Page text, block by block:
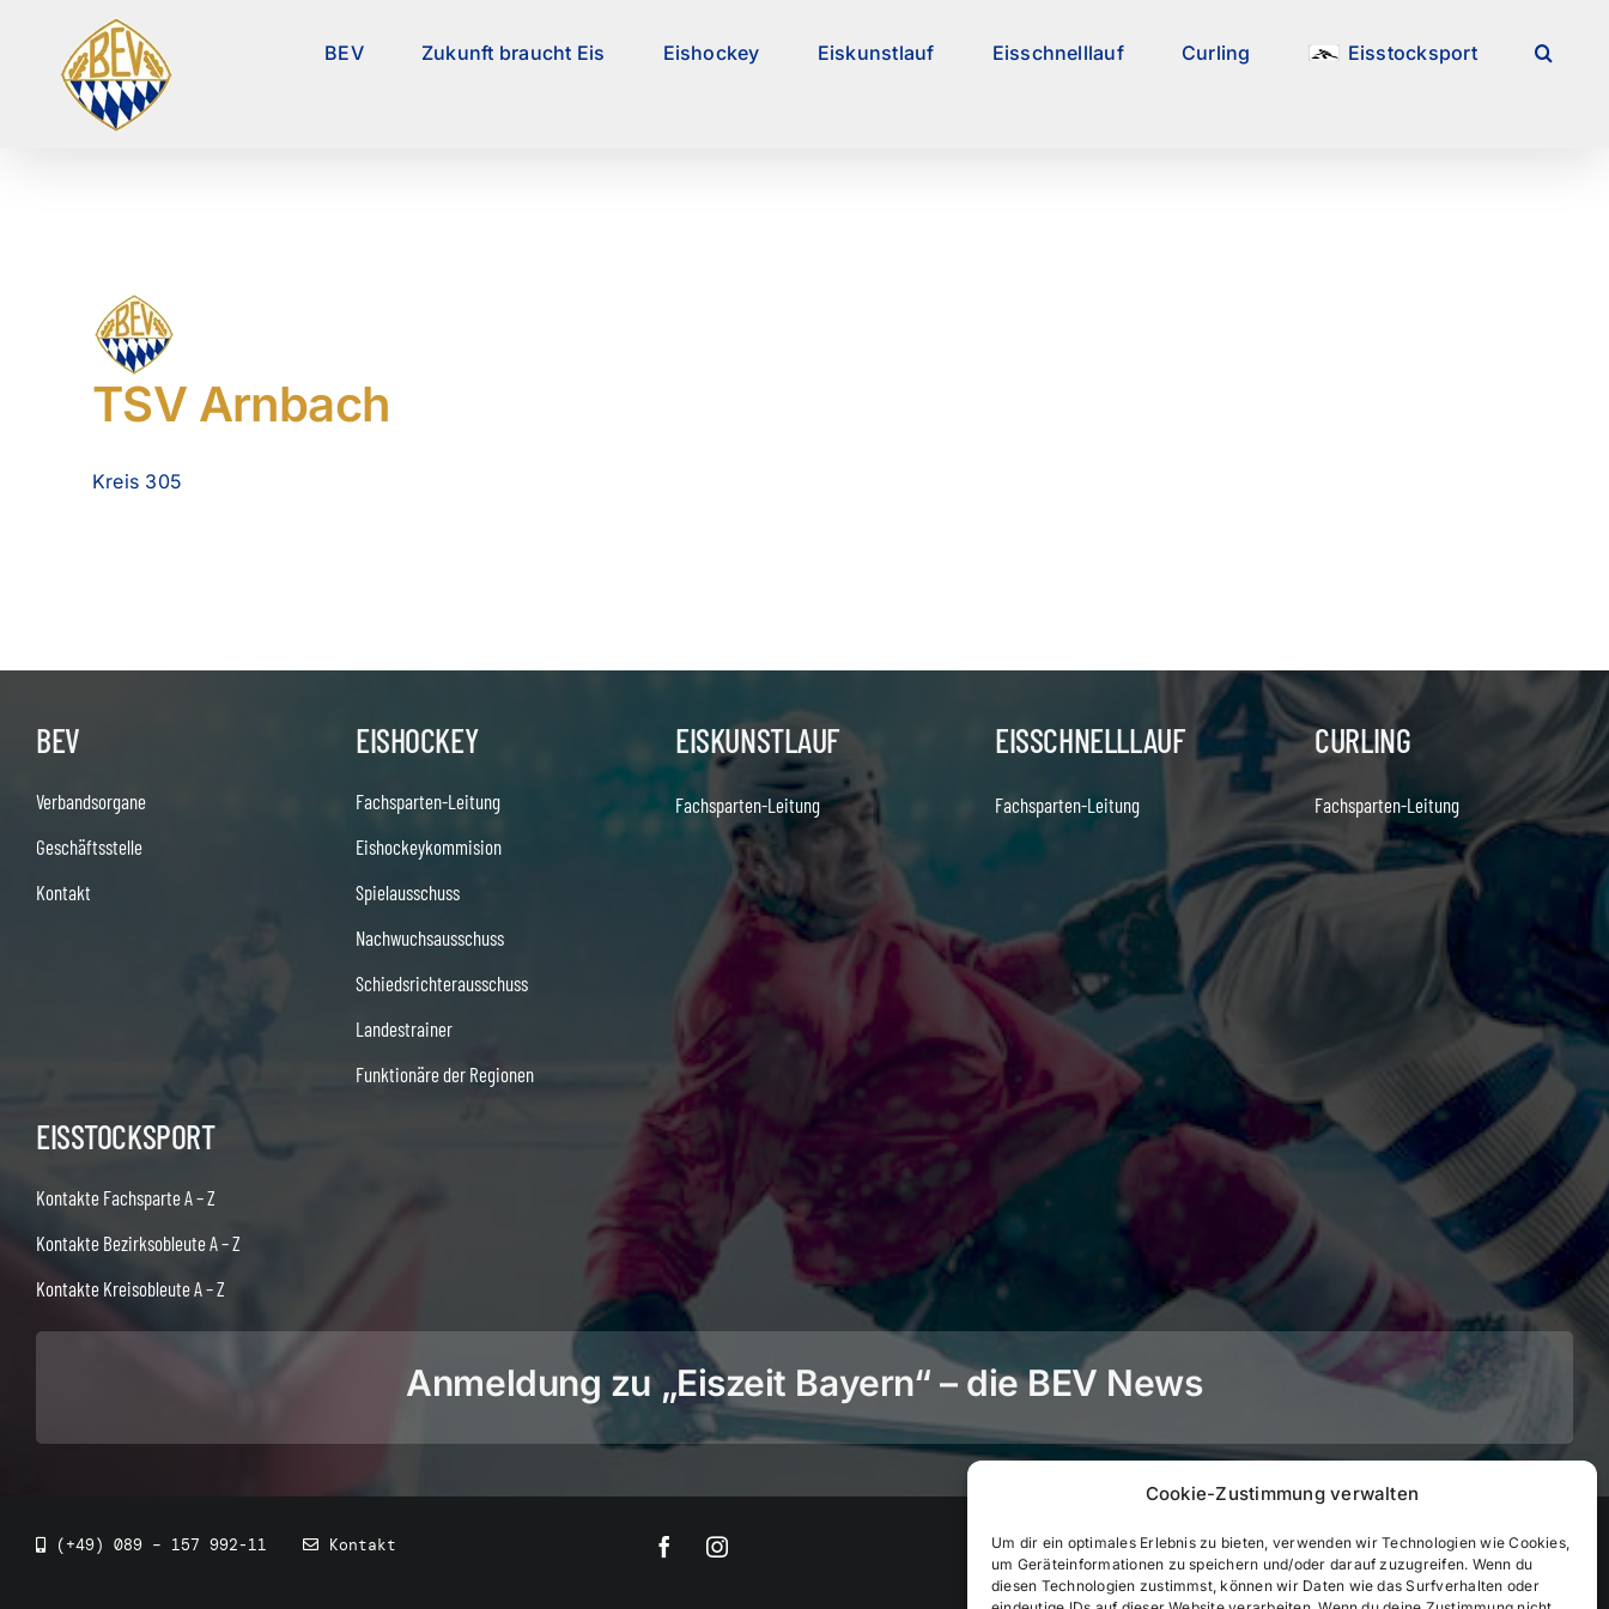
Cookie-Zustimmung verwalten
Um dir ein optimales Erlebnis zu bieten, verwenden wir Technologien wie Cookies,
um Geräteinformationen zu speichern und/oder darauf zuzugreifen. Wenn du
diesen Technologien zustimmst, können wir Daten wie das Surfverhalten oder
springen
BEV Zukunft braucht Eis Eishockey Eiskunstlauf Eisschnelllauf Curling Eisstocksport
TSV Arnbach
Kreis 305
BEV
Verbandsorgane
Geschäftsstelle
Kontakt
EISHOCKEY
Fachsparten-Leitung
Eishockeykommision
Spielausschuss
Nachwuchsausschuss
Schiedsrichterausschuss
Landestrainer
Funktionäre der Regionen
EISKUNSTLAUF
Fachsparten-Leitung
EISSCHNELLLAUF
Fachsparten-Leitung
CURLING
Fachsparten-Leitung
EISSTOCKSPORT
Kontakte Fachsparte A – Z
Kontakte Bezirksobleute A – Z
Kontakte Kreisobleute A – Z
Anmeldung zu „Eiszeit Bayern“ – die BEV News
(+49) 089 – 157 992-11 Kontakt © 2026 • BEV Bayerischer Eissportverband